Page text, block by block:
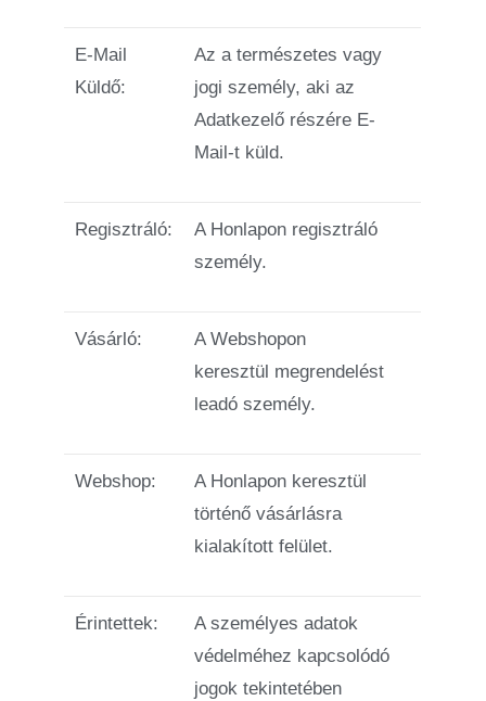
E-Mail
Küldő:
Az a természetes vagy
jogi személy, aki az
Adatkezelő részére E-
Mail-t küld.
Regisztráló:
A Honlapon regisztráló
személy.
Vásárló:
A Webshopon
keresztül megrendelést
leadó személy.
Webshop:
A Honlapon keresztül
történő vásárlásra
kialakított felület.
Érintettek:
A személyes adatok
védelméhez kapcsolódó
jogok tekintetében